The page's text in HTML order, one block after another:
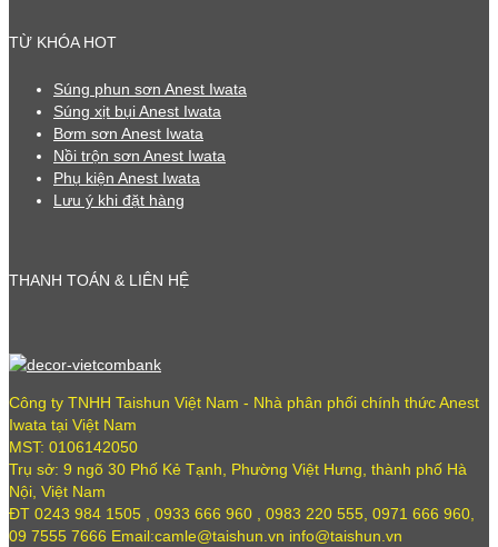
TỪ KHÓA HOT
Súng phun sơn Anest Iwata
Súng xịt bụi Anest Iwata
Bơm sơn Anest Iwata
Nồi trộn sơn Anest Iwata
Phụ kiện Anest Iwata
Lưu ý khi đặt hàng
THANH TOÁN & LIÊN HỆ
Công ty TNHH Taishun Việt Nam - Nhà phân phối chính thức Anest
Iwata tại Việt Nam
MST: 0106142050
Trụ sở: 9 ngõ 30 Phố Kẻ Tạnh, Phường Việt Hưng, thành phố Hà
Nội, Việt Nam
ĐT 0243 984 1505 , 0933 666 960 , 0983 220 555, 0971 666 960,
09 7555 7666 Email:camle@taishun.vn info@taishun.vn